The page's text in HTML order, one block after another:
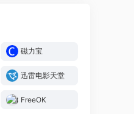
磁力宝
迅雷电影天堂
FreeOK